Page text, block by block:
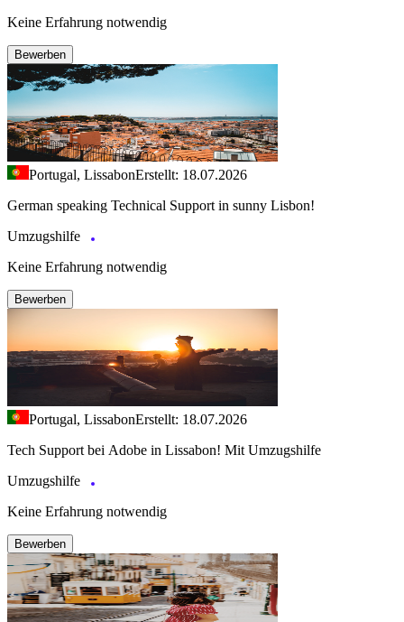
Keine Erfahrung notwendig
Bewerben
Portugal, LissabonErstellt: 18.07.2026
German speaking Technical Support in sunny Lisbon!
Umzugshilfe
Keine Erfahrung notwendig
Bewerben
Portugal, LissabonErstellt: 18.07.2026
Tech Support bei Adobe in Lissabon! Mit Umzugshilfe
Umzugshilfe
Keine Erfahrung notwendig
Bewerben